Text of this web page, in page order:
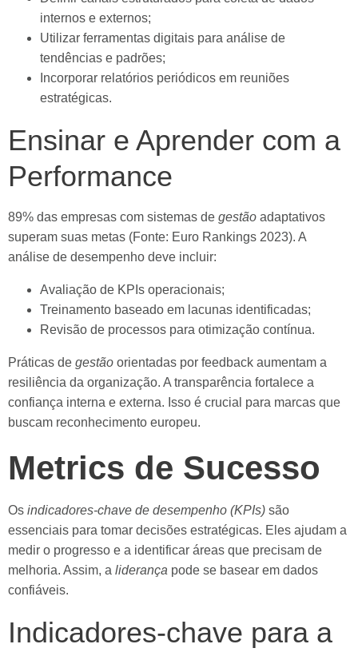
internos e externos;
Utilizar ferramentas digitais para análise de
tendências e padrões;
Incorporar relatórios periódicos em reuniões
estratégicas.
Ensinar e Aprender com a
Performance
89% das empresas com sistemas de gestão adaptativos
superam suas metas (Fonte: Euro Rankings 2023). A
análise de desempenho deve incluir:
Avaliação de KPIs operacionais;
Treinamento baseado em lacunas identificadas;
Revisão de processos para otimização contínua.
Práticas de gestão orientadas por feedback aumentam a
resiliência da organização. A transparência fortalece a
confiança interna e externa. Isso é crucial para marcas que
buscam reconhecimento europeu.
Metrics de Sucesso
Os indicadores-chave de desempenho (KPIs) são
essenciais para tomar decisões estratégicas. Eles ajudam a
medir o progresso e a identificar áreas que precisam de
melhoria. Assim, a liderança pode se basear em dados
confiáveis.
Indicadores-chave para a